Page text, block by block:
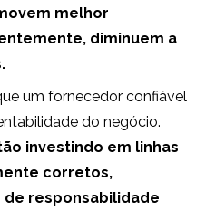
melhor
diminuem a
um fornecedor confiável
do negócio.
investindo em linhas
corretos,
de responsabilidade